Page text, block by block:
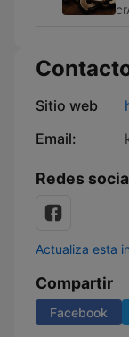
Sitio web
Email:
Redes
Actualiza esta
Compartir
Facebook